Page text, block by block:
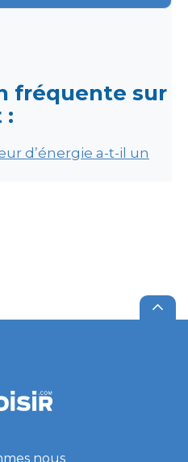
fréquente sur
:
d’énergie a-t-il un
nous